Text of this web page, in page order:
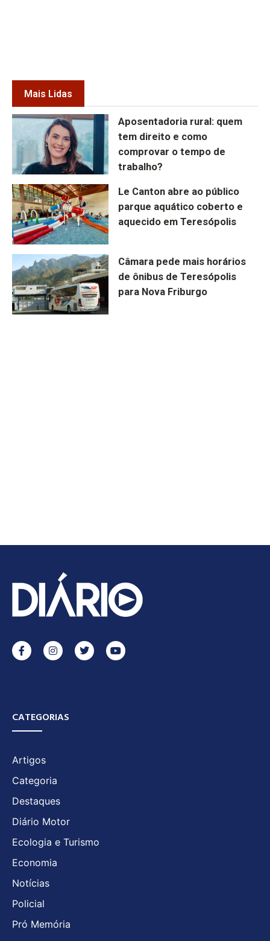
Mais Lidas
Aposentadoria rural: quem
tem direito e como
comprovar o tempo de
trabalho?
Le Canton abre ao público
parque aquático coberto e
aquecido em Teresópolis
Câmara pede mais horários
de ônibus de Teresópolis
para Nova Friburgo
CATEGORIAS
Artigos
Categoria
Destaques
Diário Motor
Ecologia e Turismo
Economia
Notícias
Policial
Pró Memória